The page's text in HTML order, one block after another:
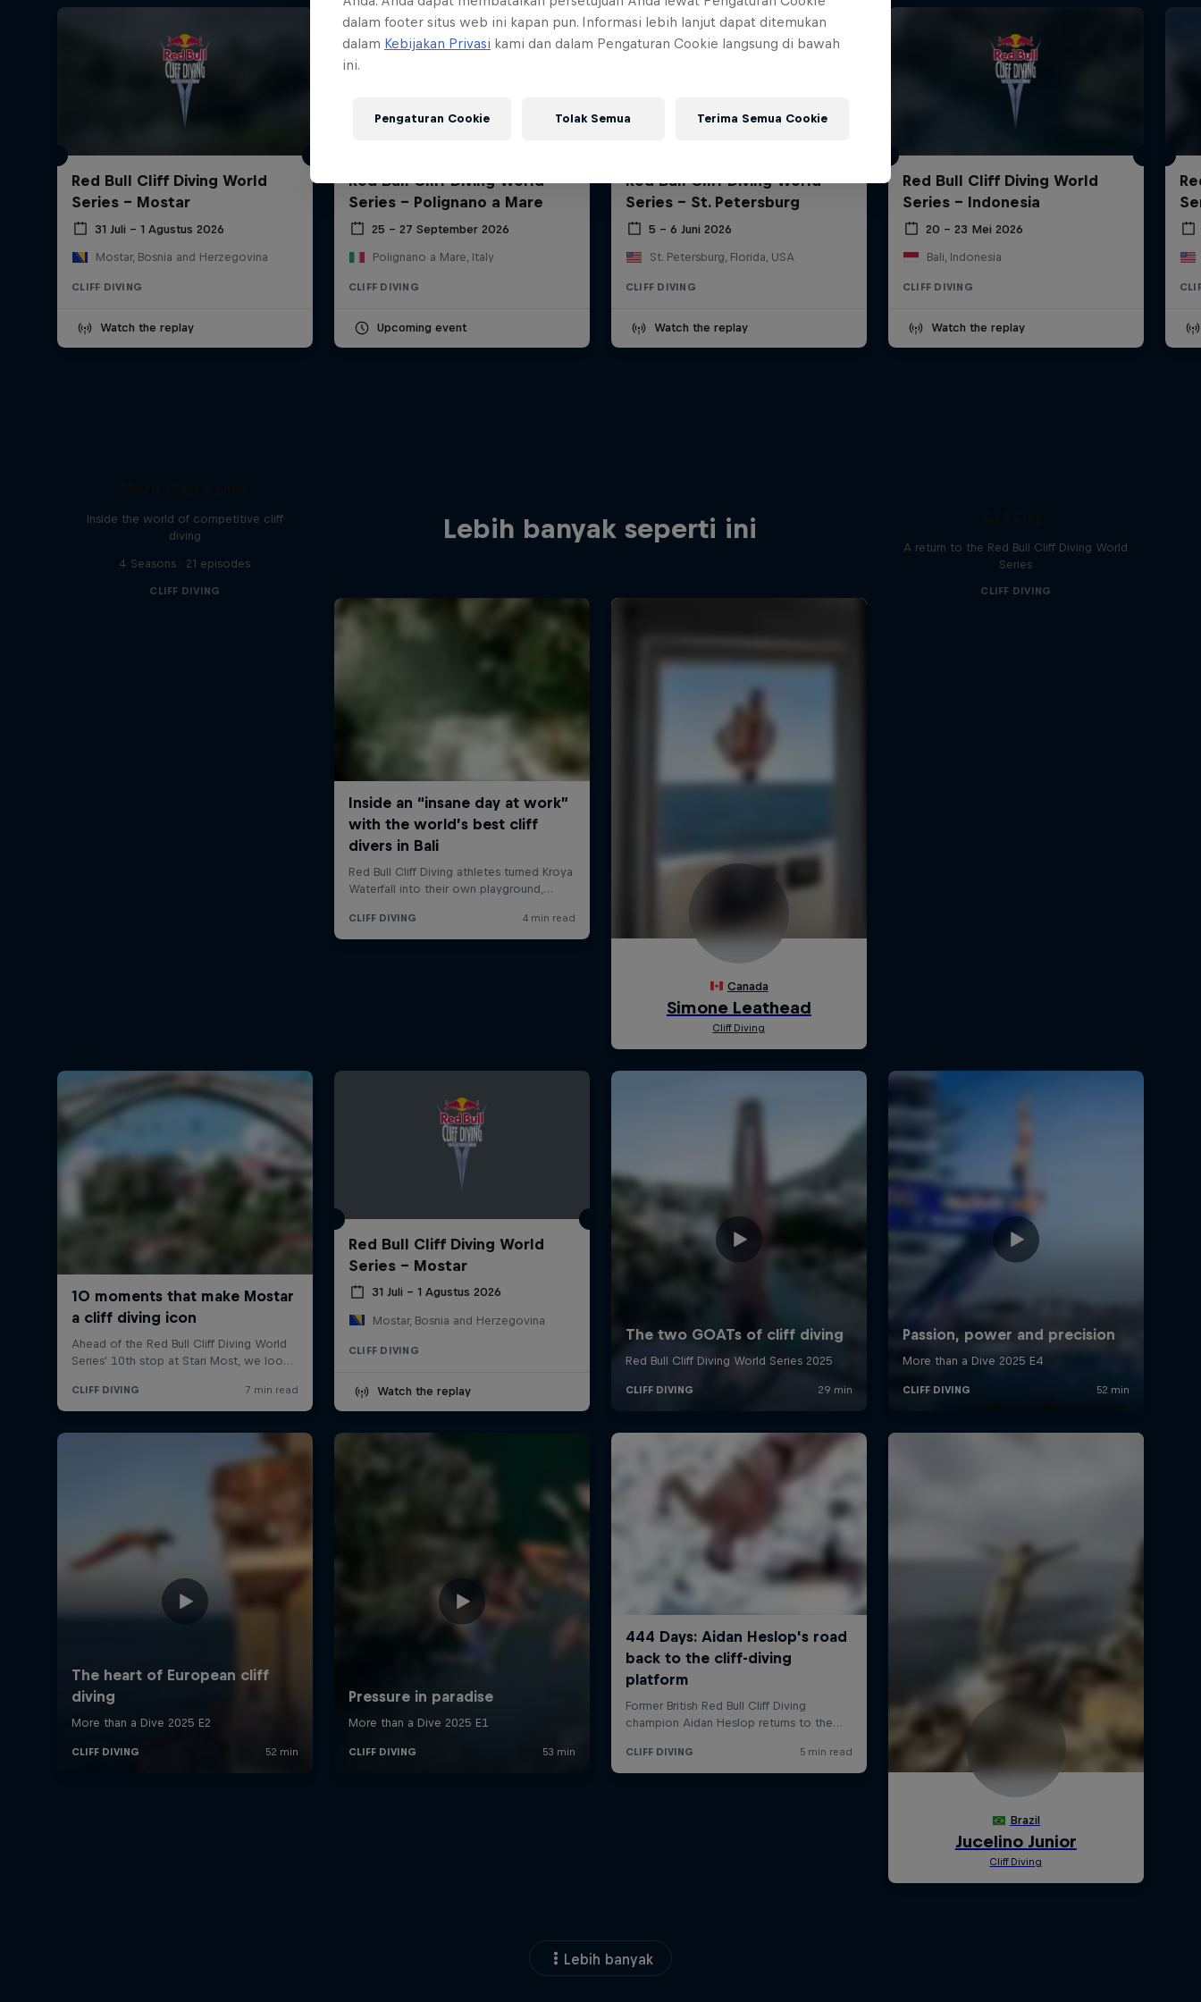
Red Bull Cliff Diving World
Series - Mostar
31 Juli – 1 Agustus 2026
Mostar, Bosnia and Herzegovina
CLIFF DIVING
Watch the replay
Red Bull Cliff Diving World
Series - Polignano a Mare
25 – 27 September 2026
Polignano a Mare, Italy
CLIFF DIVING
Upcoming event
Red Bull Cliff Diving World
Series - St. Petersburg
5 – 6 Juni 2026
St. Petersburg, Florida, USA
CLIFF DIVING
Watch the replay
Red Bull Cliff Diving World
Series - Indonesia
20 – 23 Mei 2026
Bali, Indonesia
CLIFF DIVING
Watch the replay
Lebih banyak seperti ini
Inside the world of competitive cliff
diving
4 Seasons · 21 episodes
CLIFF DIVING
A return to the Red Bull Cliff Diving World
Series
CLIFF DIVING
Red Bull Cliff Diving World
Series - Mostar
31 Juli – 1 Agustus 2026
Mostar, Bosnia and Herzegovina
CLIFF DIVING
Watch the replay
Lebih banyak
dalam footer situs web ini kapan pun. Informasi lebih lanjut dapat ditemukan
dalam Kebijakan Privasi kami dan dalam Pengaturan Cookie langsung di bawah
ini.
Pengaturan Cookie Tolak Semua Terima Semua Cookie